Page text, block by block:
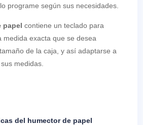
programe según sus necesidades.
papel contiene un teclado para
medida exacta que se desea
de la caja, y así adaptarse a
medidas.
del humector de papel